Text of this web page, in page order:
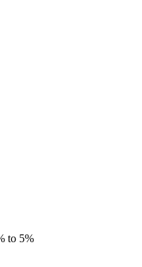
to 5%